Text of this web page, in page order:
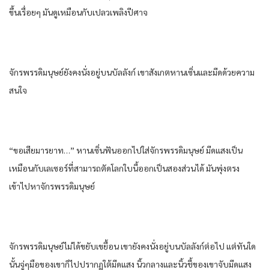
ขึ้นเรื่อยๆ มันดูเหมือนกับเปลวเพลิงปีศาจ
จักรพรรดิมนุษย์ยังคงนั่งอยู่บนบัลลังก์ เขาสังเกตหานเซิ่นและมีดด้วยความ
สนใจ
“ขอเสียมารยาท…” หานเซิ่นฟันออกไปใส่จักรพรรดิมนุษย์ มีดแสงเป็น
เหมือนกับเลเซอร์ที่สามารถตัดโลกใบนี้ออกเป็นสองส่วนได้ มันพุ่งตรง
เข้าไปหาจักรพรรดิมนุษย์
จักรพรรดิมนุษย์ไม่ได้ขยับเขยื้อน เขายังคงนั่งอยู่บนบัลลังก์ต่อไป แต่ทันใด
นั้นจู่ๆมือของเขาก็ไปปรากฏใต้มีดแสง นิ้วกลางและนิ้วชี้ของเขาจับมีดแสง